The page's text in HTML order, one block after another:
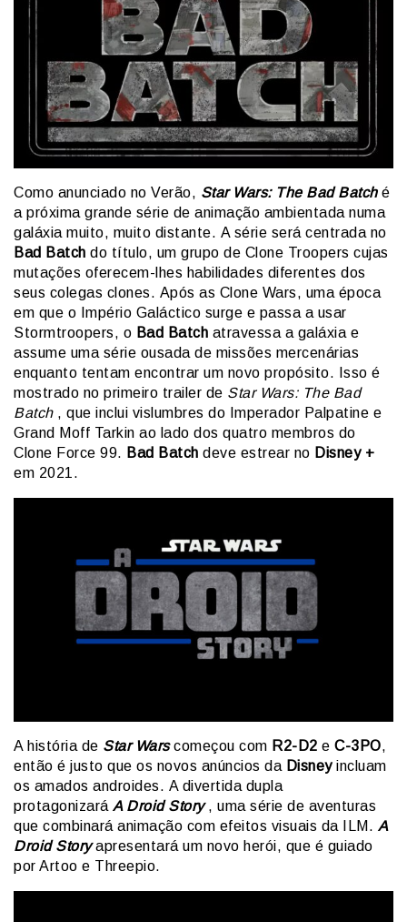
Como anunciado no Verão, Star Wars: The Bad Batché
a próxima grande série de animação ambientada numa
galáxia muito, muito distante. A série será centrada no
Bad Batch do título, um grupo de Clone Troopers cujas
mutações oferecem-lhes habilidades diferentes dos
seus colegas clones. Após as Clone Wars, uma época
em que o Império Galáctico surge e passa a usar
Stormtroopers, o Bad Batch atravessa a galáxia e
assume uma série ousada de missões mercenárias
enquanto tentam encontrar um novo propósito. Isso é
mostrado no primeiro trailer de Star Wars: The Bad
Batch, que inclui vislumbres do Imperador Palpatine e
Grand Moff Tarkin ao lado dos quatro membros do
Clone Force 99. Bad Batch deve estrear no Disney +
em 2021.
A história de Star Warscomeçou com R2-D2 e C-3PO,
então é justo que os novos anúncios da Disneyincluam
os amados androides. A divertida dupla
protagonizará A Droid Story, uma série de aventuras
que combinará animação com efeitos visuais da ILM. A
Droid Story apresentará um novo herói, que é guiado
por Artoo e Threepio.